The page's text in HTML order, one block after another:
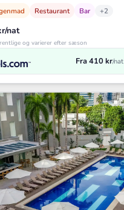
Restaurant Bar +2
nat
og varierer efter sæson
Fra 410 kr/nat